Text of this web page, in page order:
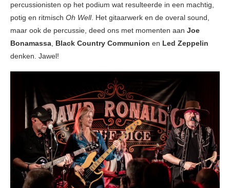
percussionisten op het podium wat resulteerde in een machtig,
potig en ritmisch Oh Well. Het gitaarwerk en de overal sound,
maar ook de percussie, deed ons met momenten aan Joe
Bonamassa, Black Country Communion en Led Zeppelin
denken. Jawel!